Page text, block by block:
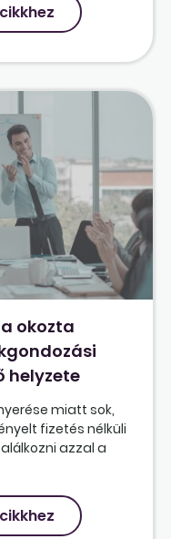
okozta
helyzete
miatt sok,
fizetés nélküli
azzal a